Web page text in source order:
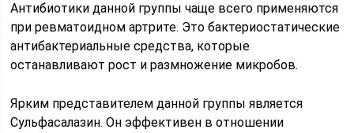
Антибиотики данной группы чаще всего применяются
при ревматоидном артрите. Это бактериостатические
антибактериальные средства, которые
останавливают рост и размножение микробов.
Ярким представителем данной группы является
Сульфасалазин. Он эффективен в отношении